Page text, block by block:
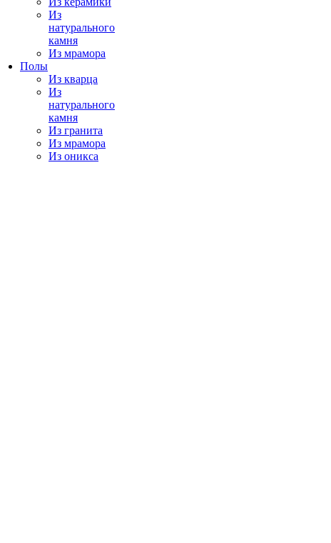
Из
натурального
камня
Из мрамора
Полы
Из кварца
Из
натурального
камня
Из гранита
Из мрамора
Из оникса